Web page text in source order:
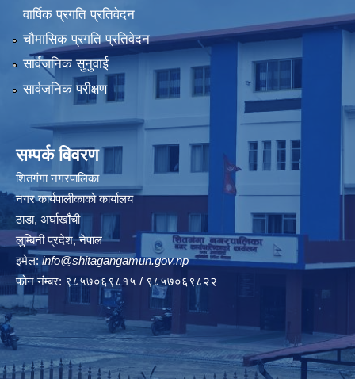
वार्षिक प्रगति प्रतिवेदन
चौमासिक प्रगति प्रतिवेदन
सार्वजनिक सुनुवाई
सार्वजनिक परीक्षण
सम्पर्क विवरण
शितगंगा नगरपालिका
नगर कार्यपालीकाकाे कार्यालय
ठाडा, अर्घाखाँची
लुम्बिनी प्रदेश, नेपाल
इमेल: info@shitagangamun.gov.np
फोन नंम्बर: ९८५७०६९८१५ / ९८५७०६९८२२